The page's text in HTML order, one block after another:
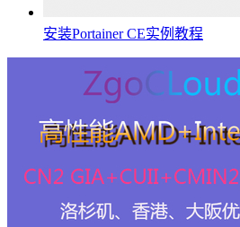
安装Portainer CE实例教程